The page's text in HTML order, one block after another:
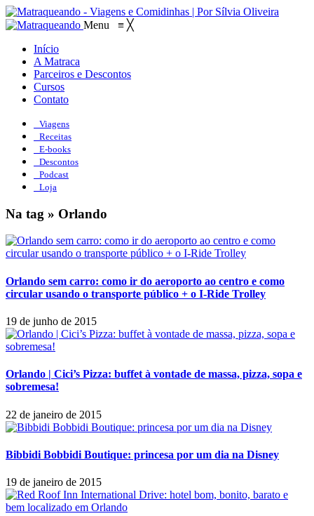
Menu ≡ ╳
Início
A Matraca
Parceiros e Descontos
Cursos
Contato
Viagens
Receitas
E-books
Descontos
Podcast
Loja
Na tag » Orlando
Orlando sem carro: como ir do aeroporto ao centro e como
circular usando o transporte público + o I-Ride Trolley
19 de junho de 2015
Orlando | Cici’s Pizza: buffet à vontade de massa, pizza, sopa e
sobremesa!
22 de janeiro de 2015
Bibbidi Bobbidi Boutique: princesa por um dia na Disney
19 de janeiro de 2015